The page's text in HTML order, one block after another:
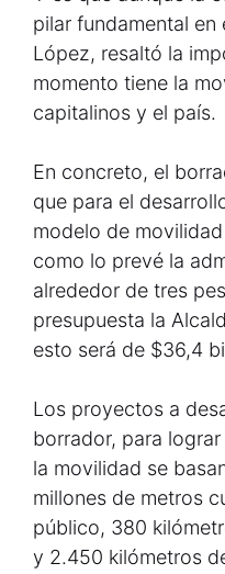
pilar fundamental
López, resaltó la
momento tiene la
capitalinos y el país.
En concreto, el
que para el
modelo de
como lo prevé la
alrededor de tres
presupuesta la
esto será de $36,4
Los proyectos a
borrador, para
la movilidad se
millones de metros
público, 380
y 2.450 kilómetros